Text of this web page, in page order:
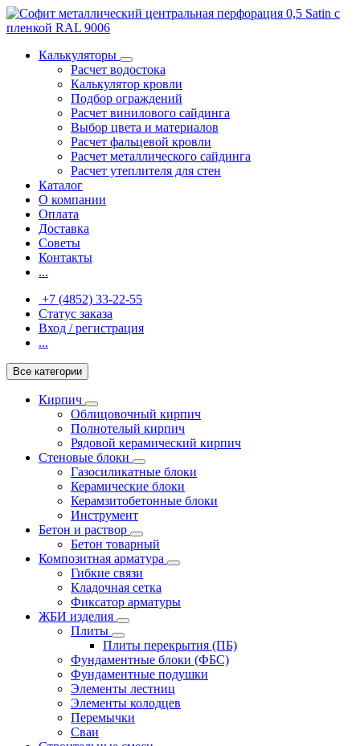
Калькуляторы
Расчет водостока
Калькулятор кровли
Подбор ограждений
Расчет винилового сайдинга
Выбор цвета и материалов
Расчет фальцевой кровли
Расчет металлического сайдинга
Расчет утеплителя для стен
Каталог
О компании
Оплата
Доставка
Советы
Контакты
...
+7 (4852) 33-22-55
Статус заказа
Вход / регистрация
...
Все категории
Кирпич
Облицовочный кирпич
Полнотелый кирпич
Рядовой керамический кирпич
Стеновые блоки
Газосиликатные блоки
Керамические блоки
Керамзитобетонные блоки
Инструмент
Бетон и раствор
Бетон товарный
Композитная арматура
Гибкие связи
Кладочная сетка
Фиксатор арматуры
ЖБИ изделия
Плиты
Плиты перекрытия (ПБ)
Фундаментные блоки (ФБС)
Фундаментные подушки
Элементы лестниц
Элементы колодцев
Перемычки
Сваи